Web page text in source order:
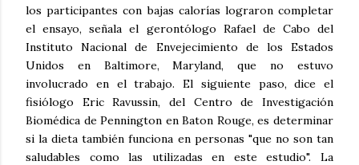
los participantes con bajas calorías lograron completar
el ensayo, señala el gerontólogo Rafael de Cabo del
Instituto Nacional de Envejecimiento de los Estados
Unidos en Baltimore, Maryland, que no estuvo
involucrado en el trabajo. El siguiente paso, dice el
fisiólogo Eric Ravussin, del Centro de Investigación
Biomédica de Pennington en Baton Rouge, es determinar
si la dieta también funciona en personas "que no son tan
saludables como las utilizadas en este estudio". La